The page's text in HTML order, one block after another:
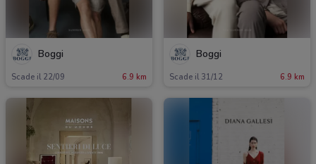
Boggi
Scade il 22/09 6.9 km
Boggi
Scade il 31/12 6.9 km